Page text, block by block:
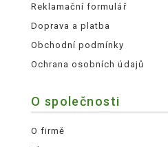
Reklamační formulář
Doprava a platba
Obchodní podmínky
Ochrana osobních údajů
O společnosti
O firmě